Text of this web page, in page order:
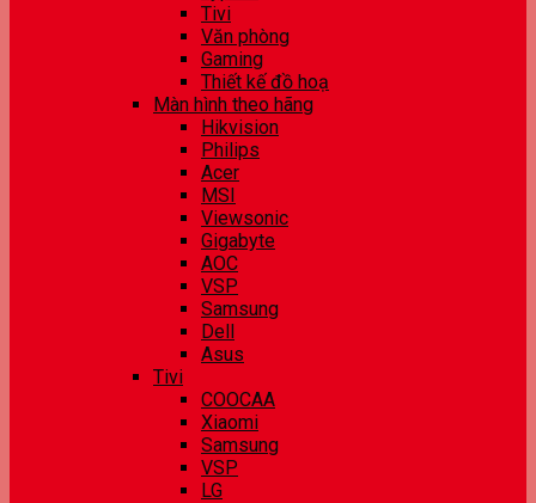
Tivi
Văn phòng
Gaming
Thiết kế đồ hoạ
Màn hình theo hãng
Hikvision
Philips
Acer
MSI
Viewsonic
Gigabyte
AOC
VSP
Samsung
Dell
Asus
Tivi
COOCAA
Xiaomi
Samsung
VSP
LG